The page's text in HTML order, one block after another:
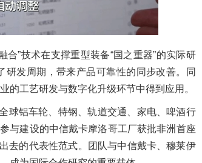
”技术在支撑重型装备“国之重器”的实际研
发周期，带来产品可靠性的同步改善。同
的工艺研发与数字化升级环节中得到应用。
球铝车轮、特钢、轨道交通、家电、啤酒行
与建设的中信戴卡摩洛哥工厂获批非洲首座
去的代表性范式。团队与中信戴卡、穆莱伊